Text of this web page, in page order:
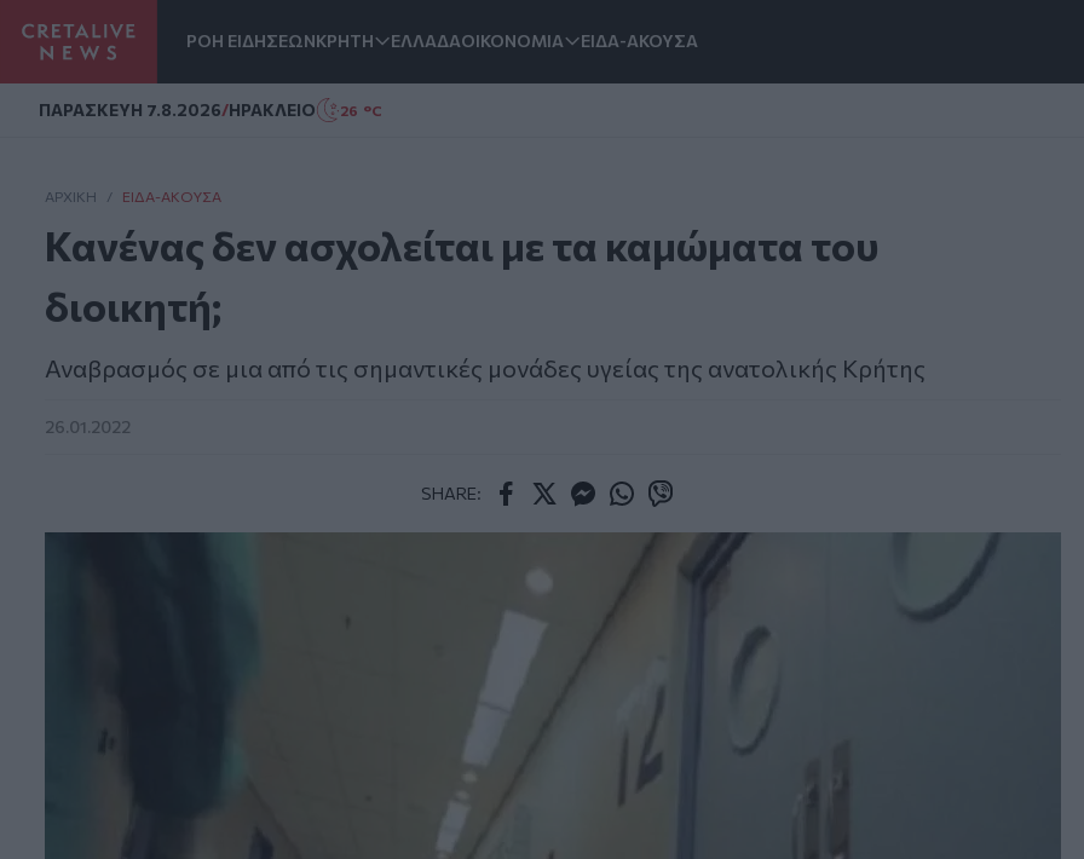
ΡΟΗ ΕΙΔΗΣΕΩΝΚΡΗΤΗ ΕΛΛΑΔΑΟΙΚΟΝΟΜΙΑ ΕΙΔΑ-ΑΚΟΥΣΑ
ΠΑΡΑΣΚΕΥΗ 7.8.2026/ΗΡΑΚΛΕΙΟ 26 °C
ΑΡΧΙΚΗ / ΕΊΔΑ-ΆΚΟΥΣΑ
Κανένας δεν ασχολείται με τα καμώματα του
διοικητή;
Αναβρασμός σε μια από τις σημαντικές μονάδες υγείας της ανατολικής Κρήτης
26.01.2022
SHARE: